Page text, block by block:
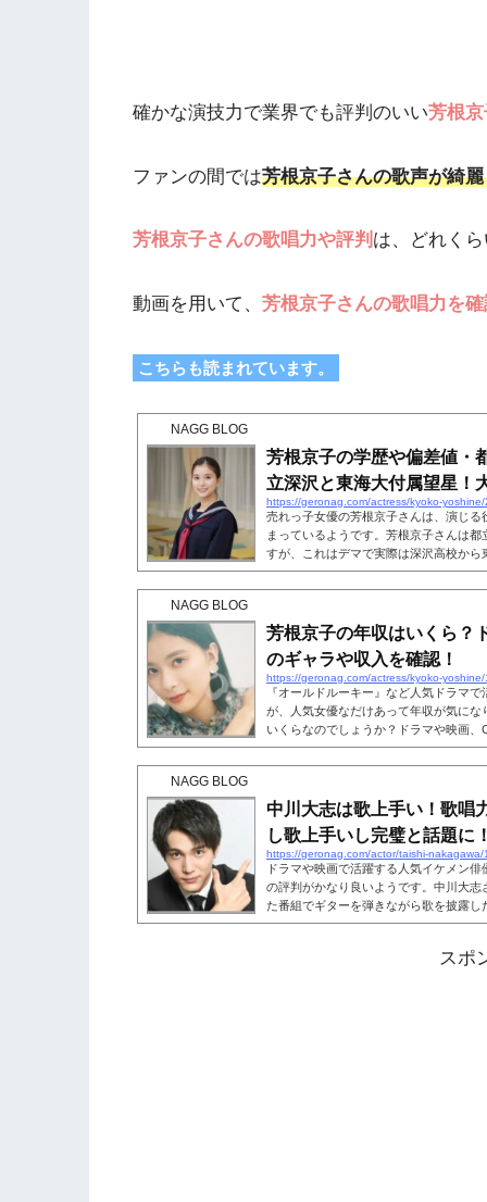
確かな演技力で業界でも評判のいい芳根
ファンの間では芳根京子さんの歌声が綺
芳根京子さんの歌唱力や評判 は、どれく
動画を用いて、 芳根京子さんの歌唱力を
こちらも読まれています。
NAGG BLOG
芳根京子の学歴や偏差値・
立深沢と東海大付属望星！
https://geronag.com/actress/kyoko-
売れっ子女優の芳根京子さんは、演じ
まっているようです。芳根京子さんは
すが、これはデマで実際は深沢高校か
芳根京子さんが通っていた学校はどこ
でしょうか?そこで、芳根京子さんの学
校芳根京子さんの学歴ですが、まずは
さんは東京都の杉並区立中瀬中学校出...
NAGG BLOG
芳根京子の年収はいくら？
のギャラや収入を確認！
https://geronag.com/actress/kyoko-
『オールドルーキー』など人気ドラマ
が、人気女優なだけあって年収が気に
いくらなのでしょうか？ドラマや映画
さんの年収を特定してみましょう。こ
年収はいくら？人気ドラマや映画に引
りの額を稼いでいることが分かります
年収を稼いでいるのでしょうか?出演作...
NAGG BLOG
中川大志は歌上手い！歌唱
し歌上手いし完璧と話題に
https://geronag.com/actor/taishi-nakagawa/
ドラマや映画で活躍する人気イケメン
の評判がかなり良いようです。中川大
た番組でギターを弾きながら歌を披露
ケメンだし歌上手いし完璧」と話題に
は歌上手い!中川大志さんは、俳優とし
スポ